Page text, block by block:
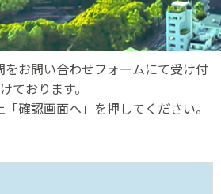
お問い合わせフォームにて受け付
けております。
確認画面へ」を押してください。